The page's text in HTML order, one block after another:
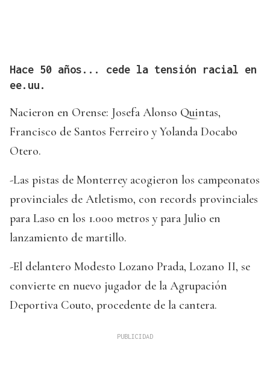
Hace 50 años... cede la tensión racial en
ee.uu.
Nacieron en Orense: Josefa Alonso Quintas,
Francisco de Santos Ferreiro y Yolanda Docabo
Otero.
-Las pistas de Monterrey acogieron los campeonatos
provinciales de Atletismo, con records provinciales
para Laso en los 1.000 metros y para Julio en
lanzamiento de martillo.
-El delantero Modesto Lozano Prada, Lozano II, se
convierte en nuevo jugador de la Agrupación
Deportiva Couto, procedente de la cantera.